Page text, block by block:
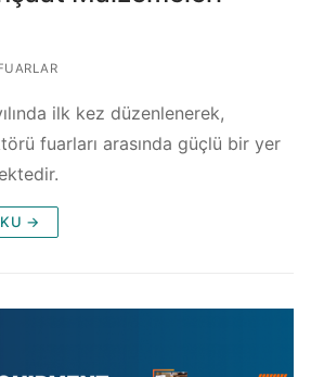
ilk kez düzenlenerek,
fuarları arasında güçlü bir yer
→